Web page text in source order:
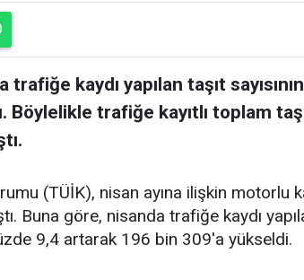
trafiğe kaydı yapılan taşıt
Böylelikle trafiğe kayıtlı toplam
(TÜİK), nisan ayına ilişkin motorlu
Buna göre, nisanda trafiğe kaydı
9,4 artarak 196 bin 309'a yükseldi.